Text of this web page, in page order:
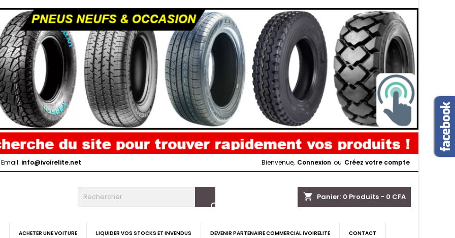
Email: info@ivoirelite.net Bienvenue, Connexion ou Créez votre compte
shopping_cart Panier: 0 Produits - 0 CFA

ACHETER UNE VOITURE LIQUIDER VOS STOCKS ET INVENDUS DEVENIR PARTENAIRE COMMERCIAL IVOIRELITE CONTACT